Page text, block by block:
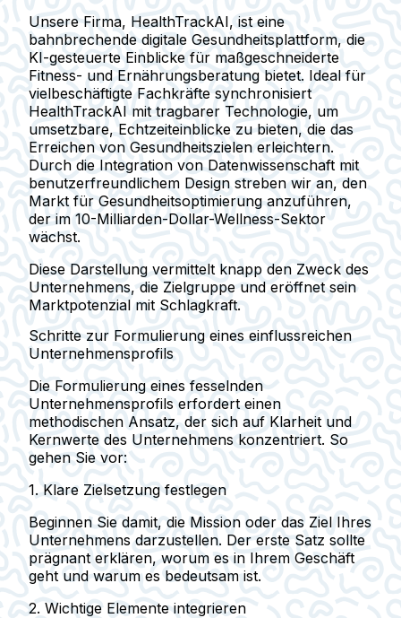
Unsere Firma, HealthTrackAI, ist eine
bahnbrechende digitale Gesundheitsplattform, die
KI-gesteuerte Einblicke für maßgeschneiderte
Fitness- und Ernährungsberatung bietet. Ideal für
vielbeschäftigte Fachkräfte synchronisiert
HealthTrackAI mit tragbarer Technologie, um
umsetzbare, Echtzeiteinblicke zu bieten, die das
Erreichen von Gesundheitszielen erleichtern.
Durch die Integration von Datenwissenschaft mit
benutzerfreundlichem Design streben wir an, den
Markt für Gesundheitsoptimierung anzuführen,
der im 10-Milliarden-Dollar-Wellness-Sektor
wächst.
Diese Darstellung vermittelt knapp den Zweck des
Unternehmens, die Zielgruppe und eröffnet sein
Marktpotenzial mit Schlagkraft.
Schritte zur Formulierung eines einflussreichen
Unternehmensprofils
Die Formulierung eines fesselnden
Unternehmensprofils erfordert einen
methodischen Ansatz, der sich auf Klarheit und
Kernwerte des Unternehmens konzentriert. So
gehen Sie vor:
1. Klare Zielsetzung festlegen
Beginnen Sie damit, die Mission oder das Ziel Ihres
Unternehmens darzustellen. Der erste Satz sollte
prägnant erklären, worum es in Ihrem Geschäft
geht und warum es bedeutsam ist.
2. Wichtige Elemente integrieren